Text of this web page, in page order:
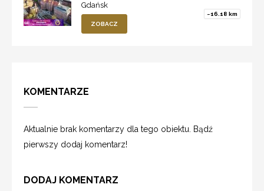
Gdańsk
~16.18 km
ZOBACZ
KOMENTARZE
Aktualnie brak komentarzy dla tego obiektu. Bądź
pierwszy dodaj komentarz!
DODAJ KOMENTARZ